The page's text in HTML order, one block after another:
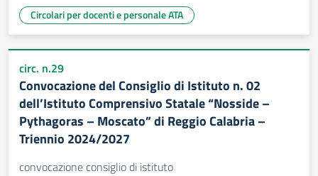
Circolari per docenti e personale ATA
circ. n.29
Convocazione del Consiglio di Istituto n. 02
dell’Istituto Comprensivo Statale “Nosside –
Pythagoras – Moscato” di Reggio Calabria –
Triennio 2024/2027
convocazione consiglio di istituto